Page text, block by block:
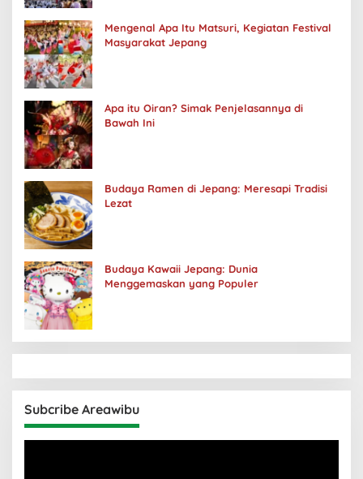
Mengenal Apa Itu Matsuri, Kegiatan Festival
Masyarakat Jepang
Apa itu Oiran? Simak Penjelasannya di
Bawah Ini
Budaya Ramen di Jepang: Meresapi Tradisi
Lezat
Budaya Kawaii Jepang: Dunia
Menggemaskan yang Populer
Subcribe Areawibu